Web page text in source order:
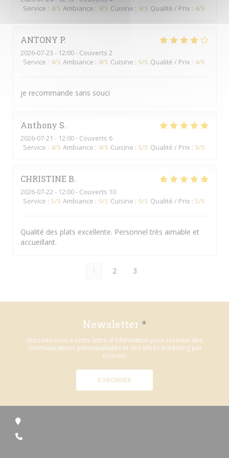
Service : 4/5 Ambiance : 4/5 Cuisine : 4/5 Qualité / Prix : 4/5
ANTONY P
2026-07-23 - 12:00 - Couverts 2
Service : 4/5 Ambiance : 4/5 Cuisine : 5/5 Qualité / Prix : 4/5
je recommande sans souci
Anthony S
2026-07-21 - 12:00 - Couverts 6
Service : 4/5 Ambiance : 4/5 Cuisine : 5/5 Qualité / Prix : 5/5
CHRISTINE B
2026-07-22 - 12:00 - Couverts 10
Service : 5/5 Ambiance : 5/5 Cuisine : 5/5 Qualité / Prix : 5/5
Qualité des plats excellente. Personnel très aimable et
accueillant.
1 2 3
Newsletter *
Inscrivez-vous à notre lettre d'information pour recevoir des
communications personnalisées et des offres marketing par
courriel.
S'ABONNER